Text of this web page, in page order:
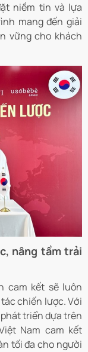
niềm tin và lựa
mang đến giải
vững cho khách
nâng tầm trải
cam kết sẽ luôn
chiến lược. Với
triển dựa trên
Nam cam kết
tối đa cho người